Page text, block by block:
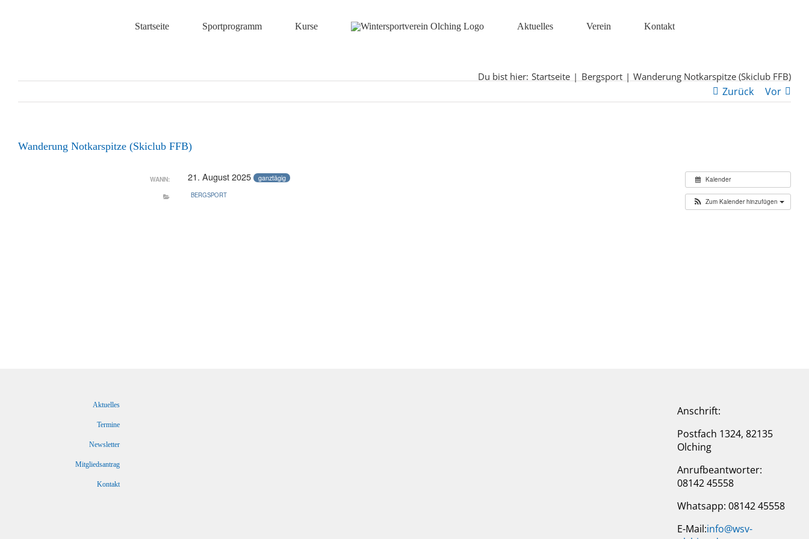
Startseite Sportprogramm Kurse Aktuelles Verein Kontakt
Du bist hier: Startseite Bergsport Wanderung Notkarspitze (Skiclub FFB)
Zurück Vor
Wanderung Notkarspitze (Skiclub FFB)
Kalender
Zum Kalender hinzufügen
WANN: 21. August 2025 ganztägig
BERGSPORT
Aktuelles
Termine
Newsletter
Mitgliedsantrag
Kontakt
Anschrift:
Postfach 1324, 82135
Olching
Anrufbeantworter:
08142 45558
Whatsapp: 08142 45558
E-Mail:info@wsv-